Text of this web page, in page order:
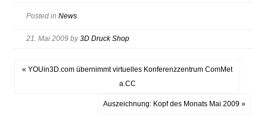
Posted in News
21. Mai 2009 by3D Druck Shop
« YOUin3D.com übernimmt virtuelles Konferenzzentrum ComMet
a.CC
Auszeichnung: Kopf des Monats Mai 2009 »